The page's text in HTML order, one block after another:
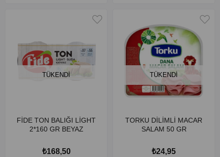
TÜKENDI
FİDE TON BALIĞI LİGHT
2*160 GR BEYAZ
₺168,50
TÜKENDI
TORKU DİLİMLİ MACAR
SALAM 50 GR
₺24,95